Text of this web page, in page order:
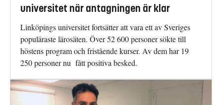
universitet när antagningen är klar
Linköpings universitet fortsätter att vara ett av Sveriges
populäraste lärosäten. Över 52 600 personer sökte till
höstens program och fristående kurser. Av dem har 19
250 personer nu fått positiva besked.